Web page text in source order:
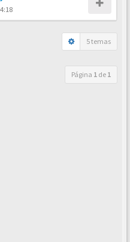
5 temas
Página 1 de 1